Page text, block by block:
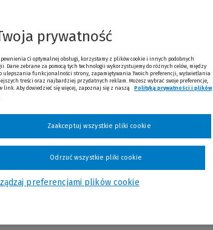
dotyczące teoretycznego ujęcia sądownictwa
Spis treści Recenzja Autorzy Tagi
prywatność
Ci optymalnej obsługi, korzystamy z plików cookie i innych podobnych
Dane zebrane za pomocą tych technologii wykorzystujemy do różnych celów, między
ulepszania funkcjonalności strony, zapamiętywania Twoich preferencji, wyświetlania
treści oraz najbardziej przydatnych reklam. Możesz wybrać swoje preferencje,
link. Aby dowiedzieć się więcej, zapoznaj się z naszą
Polityką prywatności i plików
preferencjami plików cookie
Odrzuć wszystkie pliki cookie
Zaakceptuj wszystkie pliki cookie